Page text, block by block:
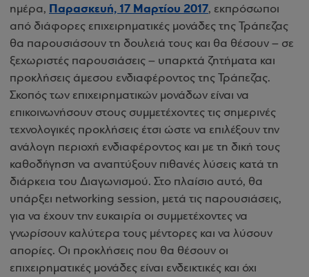
ημέρα, Παρασκευή, 17 Μαρτίου 2017, εκπρόσωποι
από διάφορες επιχειρηματικές μονάδες της Τράπεζας
θα παρουσιάσουν τη δουλειά τους και θα θέσουν – σε
ξεχωριστές παρουσιάσεις – υπαρκτά ζητήματα και
προκλήσεις άμεσου ενδιαφέροντος της Τράπεζας.
Σκοπός των επιχειρηματικών μονάδων είναι να
επικοινωνήσουν στους συμμετέχοντες τις σημερινές
τεχνολογικές προκλήσεις έτσι ώστε να επιλέξουν την
ανάλογη περιοχή ενδιαφέροντος και με τη δική τους
καθοδήγηση να αναπτύξουν πιθανές λύσεις κατά τη
διάρκεια του Διαγωνισμού. Στο πλαίσιο αυτό, θα
υπάρξει networking session, μετά τις παρουσιάσεις,
για να έχουν την ευκαιρία οι συμμετέχοντες να
γνωρίσουν καλύτερα τους μέντορες και να λύσουν
απορίες. Οι προκλήσεις που θα θέσουν οι
επιχειρηματικές μονάδες είναι ενδεικτικές και όχι